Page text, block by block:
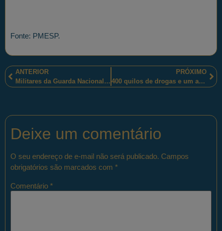
Fonte: PMESP.
ANTERIOR
Militares da Guarda Nacional Republicana desenvolveram a “Operação ‘Alcohol and Drugs'”
PRÓXIMO
400 quilos de drogas e um adolescente apreendidos e cinco pessoas presas pelos policiais militares mineiros, num baile funk em Belo Horizonte
Deixe um comentário
O seu endereço de e-mail não será publicado. Campos
obrigatórios são marcados com *
Comentário *